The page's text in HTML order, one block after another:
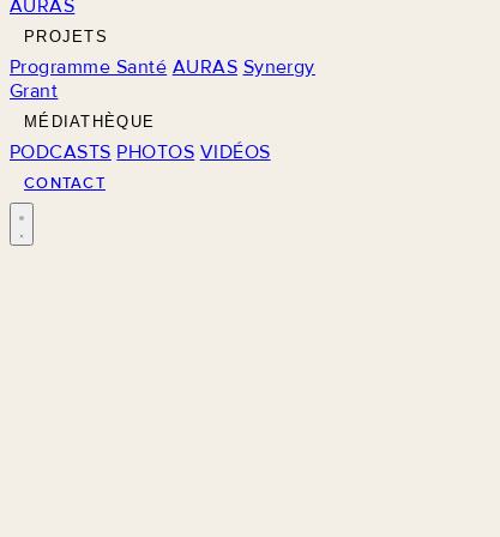
AURAS
PROJETS
Programme Santé AURAS Synergy
Grant
MÉDIATHÈQUE
PODCASTS PHOTOS VIDÉOS
CONTACT